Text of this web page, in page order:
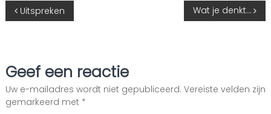
B
r
i
Uitspreken Wat je denkt…
Geef een reactie
Uw e-mailadres wordt niet gepubliceerd. Vereiste velden zijn
gemarkeerd met *